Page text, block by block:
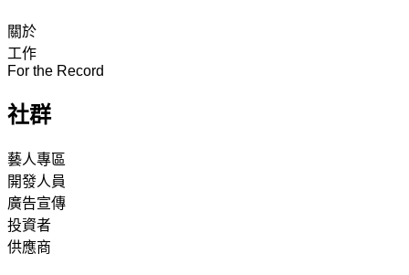
關於
工作
For the Record
社群
藝人專區
開發人員
廣告宣傳
投資者
供應商